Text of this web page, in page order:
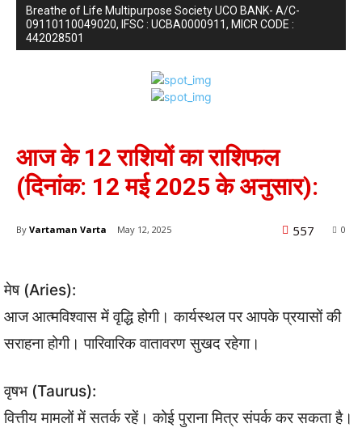
Breathe of Life Multipurpose Society UCO BANK- A/C-
09110110049020, IFSC : UCBA0000911, MICR CODE :
442028501
आज के 12 राशियों का राशिफल
(दिनांक: 12 मई 2025 के अनुसार):
By Vartaman Varta May 12, 2025 0
557
मेष (Aries):
आज आत्मविश्वास में वृद्धि होगी। कार्यस्थल पर आपके प्रयासों की
सराहना होगी। पारिवारिक वातावरण सुखद रहेगा।
वृषभ (Taurus):
वित्तीय मामलों में सतर्क रहें। कोई पुराना मित्र संपर्क कर सकता है।